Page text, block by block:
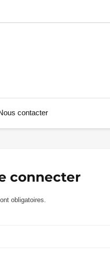
contacter
connecter
obligatoires.